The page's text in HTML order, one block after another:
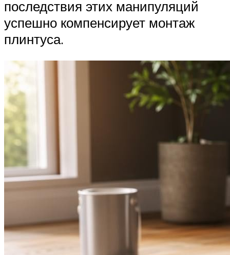
последствия этих манипуляций
успешно компенсирует монтаж
плинтуса.